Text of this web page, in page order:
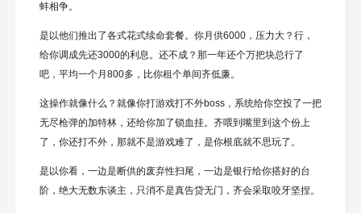
蚌相争。
是以他们推出了各式花式续命套餐。你月供6000，压力大？行，
给你调成先还3000的利息。还不成？那一年还个万把块总行了
吧，平均一个月800多，比你租个单间齐低廉。
这操作就像什么？就像你打游戏打不外boss，系统给你空投了一把
无尽枪弹的加特林，还给你加了锁血挂。齐喂到嘴里到这个份上
了，你还打不外，那就不是游戏难了，是你根底就不思玩了。
是以你看，一边是断供的废弃性扫尾，一边是银行给你搭好的台
阶，绝大无数东谈主，只消不是真告贷无门，齐会采取咬牙坚捏。